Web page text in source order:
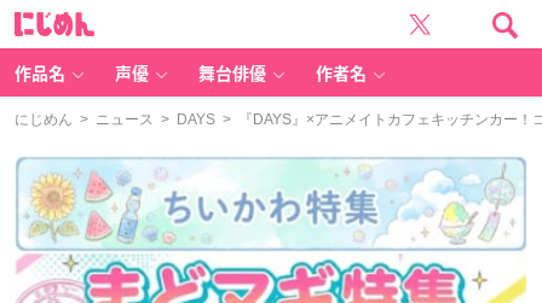
作品名 声優 舞台俳優 作者名
にじめん > ニュース > DAYS > 『DAYS』×アニメイトカフェキッチンカー！